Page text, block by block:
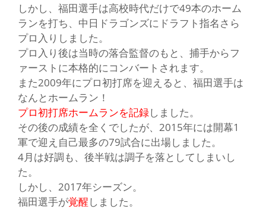
しかし、福田選手は高校時代だけで49本のホーム
ランを打ち、中日ドラゴンズにドラフト指名さら
プロ入りしました。
プロ入り後は当時の落合監督のもと、捕手からフ
ァーストに本格的にコンバートされます。
また2009年にプロ初打席を迎えると、福田選手は
なんとホームラン！
プロ初打席ホームランを記録しました。
その後の成績を全くでしたが、2015年には開幕1
軍で迎え自己最多の79試合に出場しました。
4月は好調も、後半戦は調子を落としてしまいし
た。
しかし、2017年シーズン。
福田選手が覚醒しました。